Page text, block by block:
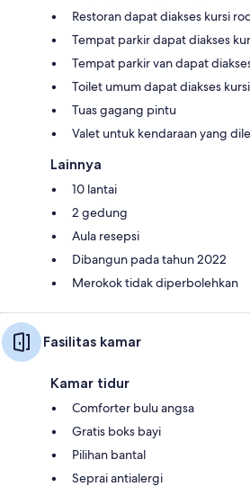
Restoran dapat diakses kursi
Tempat parkir dapat diakses
Tempat parkir van dapat
Toilet umum dapat diakses
Tuas gagang pintu
Valet untuk kendaraan yang
Lainnya
10 lantai
2 gedung
Aula resepsi
Dibangun pada tahun 2022
Merokok tidak diperbolehkan
Fasilitas kamar
Kamar tidur
Comforter bulu angsa
Gratis boks bayi
Pilihan bantal
Seprai antialergi